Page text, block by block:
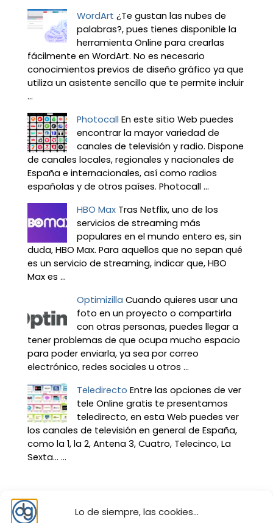
Lo de siempre, las cookies...
WordArt ¿Te gustan las nubes de
palabras?, pues tienes disponible la
herramienta Online para crearlas
fácilmente en WordArt. No es necesario
conocimientos previos de diseño gráfico ya que
utiliza un asistente sencillo que te permite incluir
...
Photocall En este sitio Web puedes
encontrar la mayor variedad de
canales de televisión y radio. Dispone
de canales locales, regionales y nacionales de
España e internacionales, así como radios
españolas y de otros países. Photocall ...
HBO Max Tras Netflix, uno de los
servicios de streaming más
populares en el mundo entero es, sin
duda, HBO Max. Para aquellos que no sepan qué
es un servicio de streaming, indicar que, HBO
Max es ...
Optimizilla Cuando quieres usar una
foto en un proyecto o compartirla
con otras personas, puedes llegar a
tener problemas de que ocupa mucho espacio
para poder enviarla, ya sea por correo
electrónico, redes sociales u otros ...
Teledirecto Entre las opciones de ver
tele Online gratis te presentamos
teledirecto, en esta Web puedes ver
los canales de televisión en general de España,
como la 1, la 2, Antena 3, Cuatro, Telecinco, La
Sexta… ...